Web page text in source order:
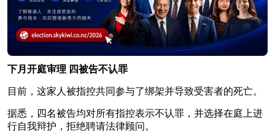
下月开庭审理 四被告不认罪
目前，这家人被指控共同参与了绑架并导致受害者的死亡。
据悉，四名被告均对所有指控表示不认罪，并选择在庭上进
行自我辩护，拒绝聘请法律顾问。